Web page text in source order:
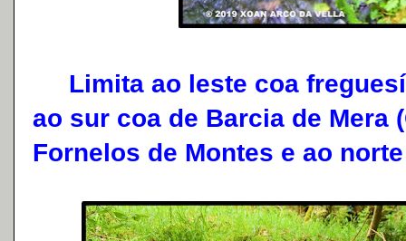
Limita ao leste coa
ao sur coa de Barcia de Mera
Fornelos de Montes e ao